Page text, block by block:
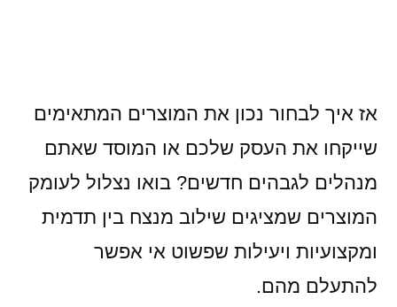
אז איך לבחור נכון את המוצרים המתאימים
שייקחו את העסק שלכם או המוסד שאתם
מנהלים לגבהים חדשים? בואו נצלול לעומק
המוצרים שמציגים שילוב מנצח בין תדמית
ומקצועיות ויעילות שפשוט אי אפשר
להתעלם מהם.